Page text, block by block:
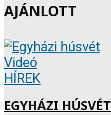
AJÁNLOTT
Videó
HÍREK
EGYHÁZI HÚSVÉT